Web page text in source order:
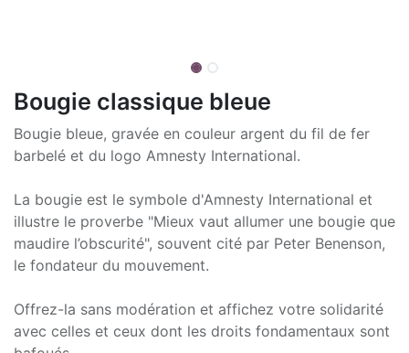
Bougie classique bleue
Bougie bleue, gravée en couleur argent du fil de fer
barbelé et du logo Amnesty International.
La bougie est le symbole d'Amnesty International et
illustre le proverbe "Mieux vaut allumer une bougie que
maudire l’obscurité", souvent cité par Peter Benenson,
le fondateur du mouvement.
Offrez-la sans modération et affichez votre solidarité
avec celles et ceux dont les droits fondamentaux sont